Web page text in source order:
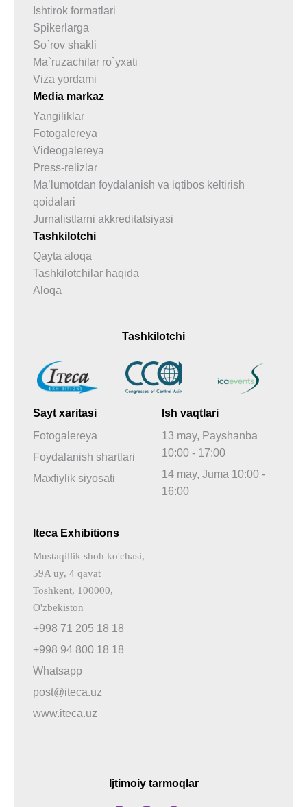
Ishtirok formatlari
Spikerlarga
So`rov shakli
Ma`ruzachilar ro`yxati
Viza yordami
Media markaz
Yangiliklar
Fotogalereya
Videogalereya
Press-relizlar
Ma’lumotdan foydalanish va iqtibos keltirish
qoidalari
Jurnalistlarni akkreditatsiyasi
Tashkilotchi
Qayta aloqa
Tashkilotchilar haqida
Aloqa
Tashkilotchi
Sayt xaritasi
Fotogalereya
Foydalanish shartlari
Maxfiylik siyosati
Ish vaqtlari
13 may, Payshanba
10:00 - 17:00
14 may, Juma 10:00 -
16:00
Iteca Exhibitions
Mustaqillik shoh ko'chasi,
59A uy, 4 qavat
Toshkent, 100000,
O'zbekiston
+998 71 205 18 18
+998 94 800 18 18
Whatsapp
post@iteca.uz
www.iteca.uz
Ijtimoiy tarmoqlar